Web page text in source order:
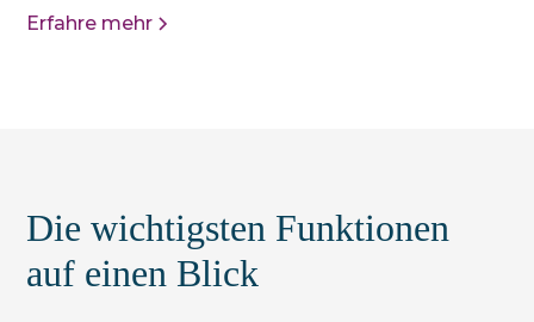
Erfahre mehr
Die wichtigsten Funktionen
auf einen Blick